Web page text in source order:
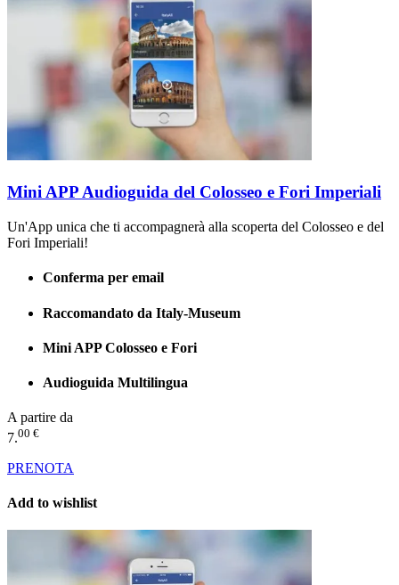
Mini APP Audioguida del Colosseo e Fori Imperiali
Un'App unica che ti accompagnerà alla scoperta del Colosseo e del
Fori Imperiali!
Conferma per email
Raccomandato da Italy-Museum
Mini APP Colosseo e Fori
Audioguida Multilingua
A partire da
7.00 €
PRENOTA
Add to wishlist